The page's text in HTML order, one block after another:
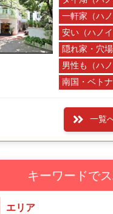
一軒家（ハノ
安い（ハノイ
隠れ家・穴
男性も（ハノ
南国・ベト
一覧
キーワードで
エリア